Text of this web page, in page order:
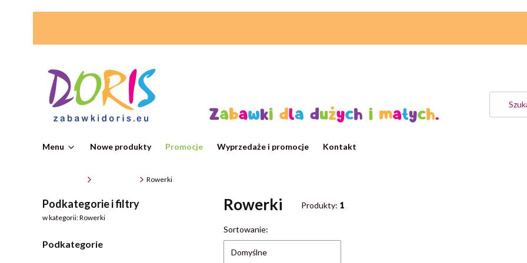
Menu Nowe produkty Promocje Wyprzedaże i promocje Kontakt
Rowerki
Podkategorie i filtry
w kategorii: Rowerki
Podkategorie
Rowerki Produkty: 1
Lista produktów
Sortowanie:
Domyślne